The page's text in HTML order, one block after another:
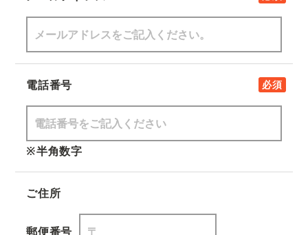
電話番号 必須
※半角数字
ご住所
郵便番号